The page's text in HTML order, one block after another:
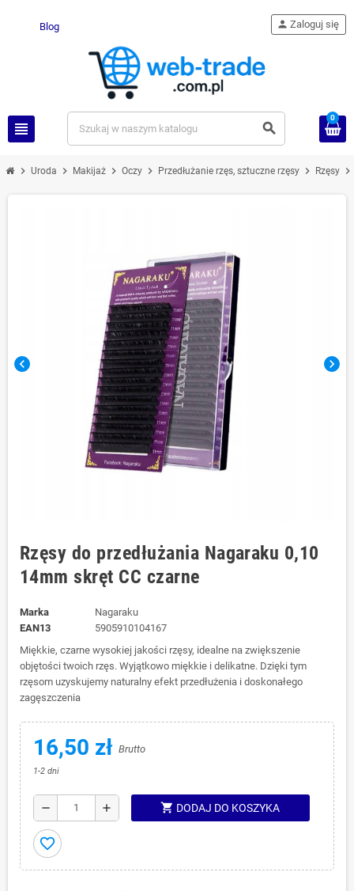
Blog
view_headline search
person Zaloguj się
0
chevron_right Uroda chevron_right Makijaż chevron_right Oczy chevron_right Przedłużanie rzęs, sztuczne rzęsy chevron_right Rzęsy chevron_right
chevron_left chevron_right
Rzęsy do przedłużania Nagaraku 0,10
14mm skręt CC czarne
Marka
Nagaraku
EAN13
5905910104167
Miękkie, czarne wysokiej jakości rzęsy, idealne na zwiększenie
objętości twoich rzęs. Wyjątkowo miękkie i delikatne. Dzięki tym
rzęsom uzyskujemy naturalny efekt przedłużenia i doskonałego
zagęszczenia
16,50 zł Brutto
1-2 dni
remove add shopping_cart DODAJ DO KOSZYKA
favorite_border